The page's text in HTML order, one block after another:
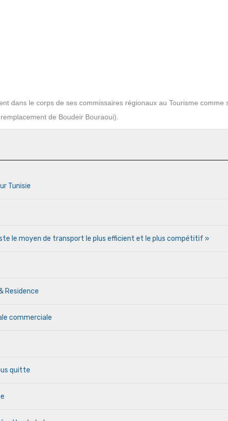
dans le corps de ses commissaires régionaux au Tourisme comme
de Boudeir Bouraoui).
Tunisie
le moyen de transport le plus efficient et le plus compétitif »
Residence
commerciale
quitte